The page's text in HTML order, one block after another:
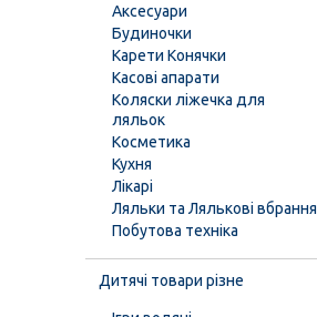
Аксесуари
Будиночки
Карети Конячки
Касові апарати
Коляски ліжечка для
ляльок
Косметика
Кухня
Лікарі
Ляльки та Лялькові вбрання
Побутова техніка
Дитячі товари різне